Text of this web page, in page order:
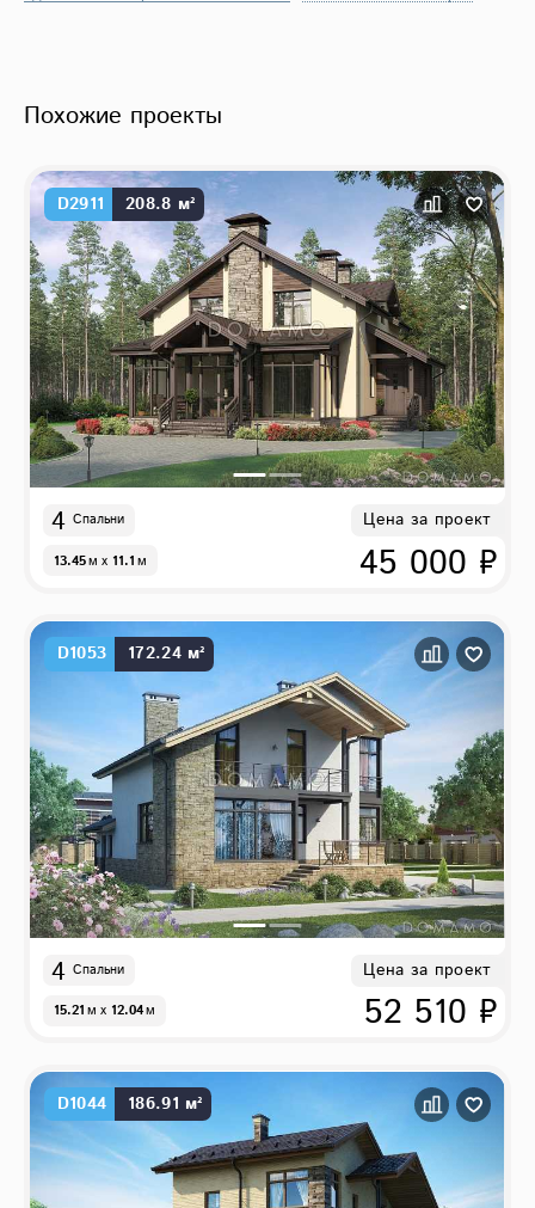
Похожие проекты
D2911 208.8 м²
4 Спальни
13.45м x 11.1м
Цена за проект
45 000 ₽
D1053 172.24 м²
4 Спальни
15.21м x 12.04м
Цена за проект
52 510 ₽
D1044 186.91 м²